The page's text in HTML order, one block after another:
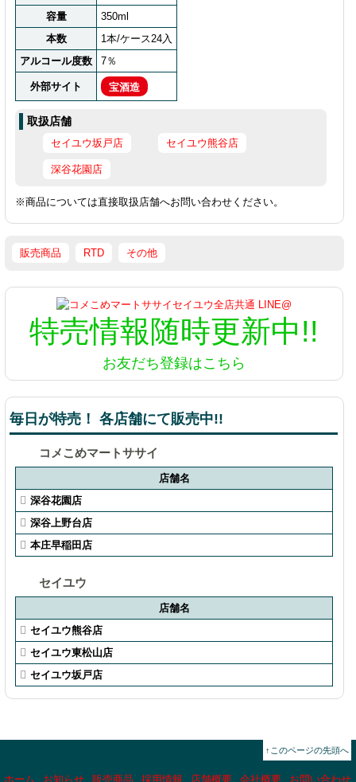
容量
350ml
本数
1本/ケース24入
アルコール度数
7％
外部サイト 宝酒造
取扱店舗
セイユウ坂戸店 セイユウ熊谷店
深谷花園店
※商品については直接取扱店舗へお問い合わせください。
販売商品 RTD その他
特売情報随時更新中!!
お友だち登録はこちら
毎日が特売！ 各店舗にて販売中!!
コメこめマートササイ
店舗名
深谷花園店
深谷上野台店
本庄早稲田店
セイユウ
店舗名
セイユウ熊谷店
セイユウ東松山店
セイユウ坂戸店
↑このページの先頭へ
ホーム お知らせ 販売商品 採用情報 店舗概要 会社概要 お問い合わせ